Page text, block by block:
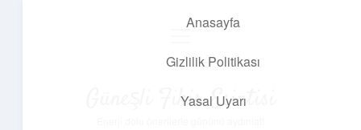
Anasayfa
Gizlilik Politikası
Yasal Uyarı
Güneşli Fikir Esintisi